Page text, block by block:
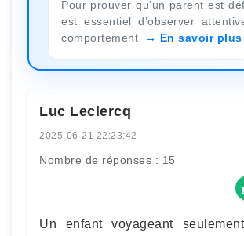
Pour prouver qu'un parent est
est essentiel d’observer
comportement
En savoir plus
Luc Leclercq
2025-06-21 22:23:42
Nombre de réponses : 15
Un enfant voyageant